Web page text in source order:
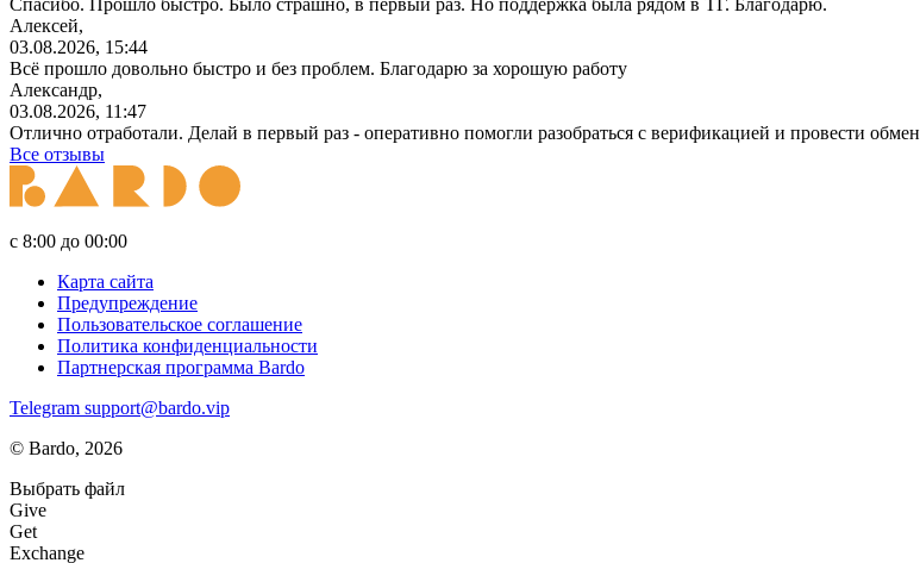
Алексей,
03.08.2026, 15:44
Всё прошло довольно быстро и без проблем. Благодарю за хорошую работу
Александр,
03.08.2026, 11:47
Отлично отработали. Делай в первый раз - оперативно помогли разобраться с верификацией и провести обмен
Все отзывы
с 8:00 до 00:00
Карта сайта
Предупреждение
Пользовательское соглашение
Политика конфиденциальности
Партнерская программа Bardo
Telegram support@bardo.vip
© Bardo, 2026
Выбрать файл
Give
Get
Exchange